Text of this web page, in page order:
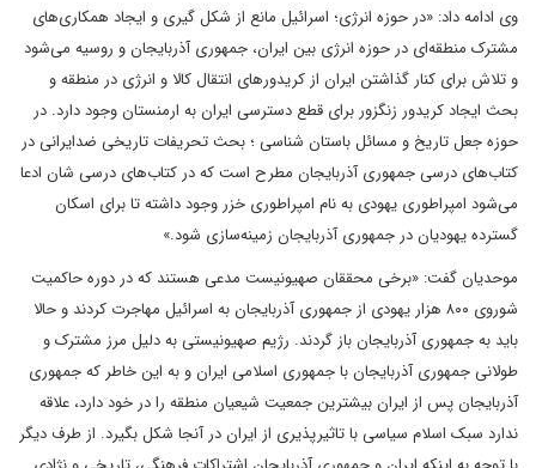
وی ادامه داد: «در حوزه انرژی؛ اسرائیل مانع از شکل گیری و ایجاد همکاری‌های
مشترک منطقه‌ای در حوزه انرژی بین ایران، جمهوری آذربایجان و روسیه می‌شود
و تلاش برای کنار گذاشتن ایران از کریدورهای انتقال کالا و انرژی در منطقه و
بحث ایجاد کریدور زنگزور برای قطع دسترسی ایران به ارمنستان وجود دارد. در
حوزه جعل تاریخ و مسائل باستان شناسی ؛ بحث تحریفات تاریخی ضدایرانی در
کتاب‌های درسی جمهوری آذربایجان مطرح است که در کتاب‌های درسی شان ادعا
می‌شود امپراطوری یهودی به نام امپراطوری خزر وجود داشته تا برای اسکان
گسترده یهودیان در جمهوری آذربایجان زمینه‌سازی شود.»
موحدیان گفت: «برخی محققان صهیونیست مدعی هستند که در دوره حاکمیت
شوروی ۸۰۰ هزار یهودی از جمهوری آذربایجان به اسرائیل مهاجرت کردند و حالا
باید به جمهوری آذربایجان باز گردند. رژیم صهیونیستی به دلیل مرز مشترک و
طولانی جمهوری آذربایجان با جمهوری اسلامی ایران و به این خاطر که جمهوری
آذربایجان پس از ایران بیشترین جمعیت شیعیان منطقه را در خود دارد، علاقه
ندارد سبک اسلام سیاسی با تاثیرپذیری از ایران در آنجا شکل بگیرد. از طرف دیگر